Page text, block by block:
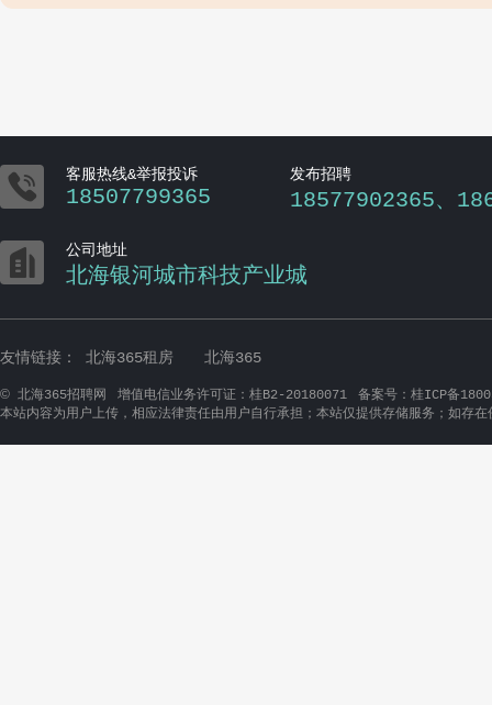
 客服热线&举报投诉
18507799365
发布招聘
18577902365、
 公司地址
北海银河城市科技产业城
友情链接： 北海365租房 北海365
© 北海365招聘网 增值电信业务许可证：桂B2-20180071
备案号：桂ICP备
本站内容为用户上传，相应法律责任由用户自行承担；本站仅提供存储服务；如存